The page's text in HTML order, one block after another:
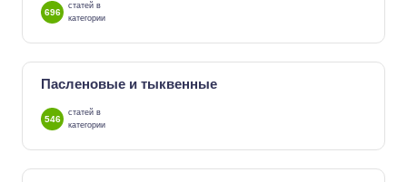
696
статей в
категории
Пасленовые и тыквенные
546
статей в
категории